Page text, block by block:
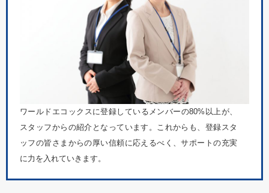
ワールドエコックスに登録しているメンバーの80%以上が、
スタッフからの紹介となっています。これからも、登録スタ
ッフの皆さまからの厚い信頼に応えるべく、サポートの充実
に力を入れていきます。